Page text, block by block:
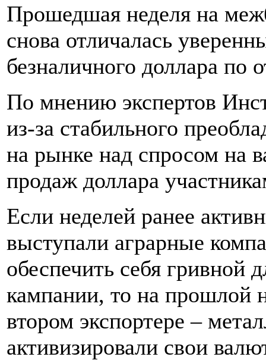
Прошедшая неделя на
снова отличалась
безналичного доллара
По мнению экспертов
из-за стабильного
на рынке над спросом на
продаж доллара
Если неделей ранее
выступали аграрные
обеспечить себя гривной
кампании, то на прошлой
втором экспортере –
активизировали свои